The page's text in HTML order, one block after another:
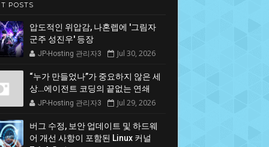
POSTS
압도적인 위압감, 나혼렙에 '그림자
군주 성진우' 등장
JP-Hosting 관리자3 Jul 30, 2026
“누가 만들었나”가 중요하지 않은 세
상…에이전트 코딩의 끝없는 연쇄
JP-Hosting 관리자3 Jul 29, 2026
버그 수정, 보안 업데이트 및 하드웨
어 개선 사항이 포함된 Linux 커널